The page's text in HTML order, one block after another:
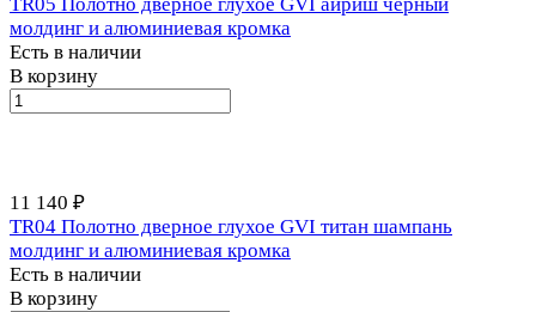
TR05 Полотно дверное глухое GVI айриш черный
молдинг и алюминиевая кромка
Есть в наличии
В корзину
11 140 ₽
TR04 Полотно дверное глухое GVI титан шампань
молдинг и алюминиевая кромка
Есть в наличии
В корзину